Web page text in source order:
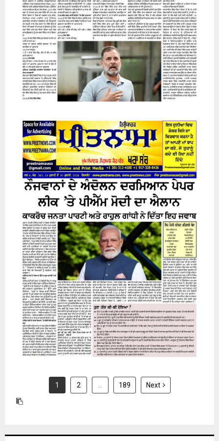
31 July 2026
24 July 2026
1 2 … 189 Next